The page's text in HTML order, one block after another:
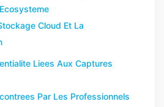
Cloud Et La
Liees Aux Captures
Par Les Professionnels